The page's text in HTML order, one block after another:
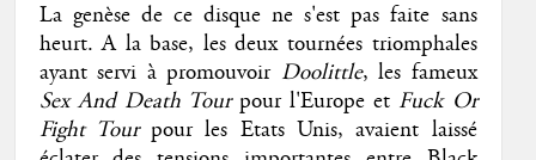
La genèse de ce disque ne s'est pas faite sans
heurt. A la base, les deux tournées triomphales
ayant servi à promouvoir Doolittle, les fameux
Sex And Death Tourpour l'Europe et Fuck Or
Fight Tourpour les Etats Unis, avaient laissé